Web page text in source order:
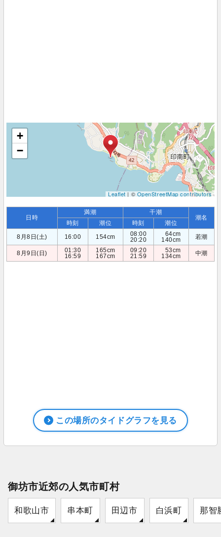
+
−
Leaflet| ©OpenStreetMap contributors
日時
満潮 干潮
潮名
時刻 潮位 時刻
潮位
8月8日(土)
16:00 154cm
08:00
20:20
64cm
140cm
若潮
8月9日(日)
01:30
16:59
165cm
167cm
09:20
21:59
53cm
134cm
中潮
この場所のタイドグラフを見る
御坊市近郊の人気市町村
和歌山市 串本町 田辺市 白浜町 那智